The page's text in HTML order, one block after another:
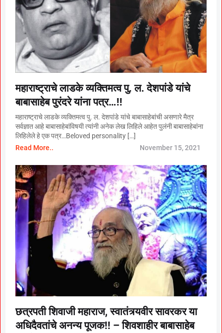
महाराष्ट्राचे लाडके व्यक्तिमत्व पु. ल. देशपांडे यांचे
बाबासाहेब पुरंदरे यांना पत्र…!!
महाराष्ट्राचे लाडके व्यक्तिमत्व पु. ल. देशपांडे यांचे बाबासाहेबांची असणारे मैत्र
सर्वज्ञात आहे बाबासाहेबांविषयी त्यांनी अनेक लेख लिहिले आहेत पुलंनी बाबासाहेबांना
लिहिलेले हे एक पत्र…Beloved personality […]
Read More..
November 15, 2021
छत्रपती शिवाजी महाराज, स्वातंत्र्यवीर सावरकर या
अधिदैवतांचे अनन्य पूजक!! – शिवशाहीर बाबासाहेब